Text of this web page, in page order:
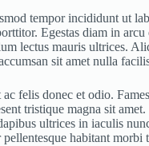
tempor incididunt ut
Egestas diam in
lectus mauris ultrices.
sit amet nulla
felis donec et odio.
tristique magna sit
ultrices in iaculis
habitant morbi